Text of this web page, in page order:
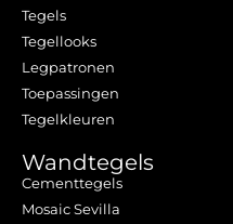
Tegels
Tegellooks
Legpatronen
Toepassingen
Tegelkleuren
Wandtegels
Cementtegels
Mosaic Sevilla